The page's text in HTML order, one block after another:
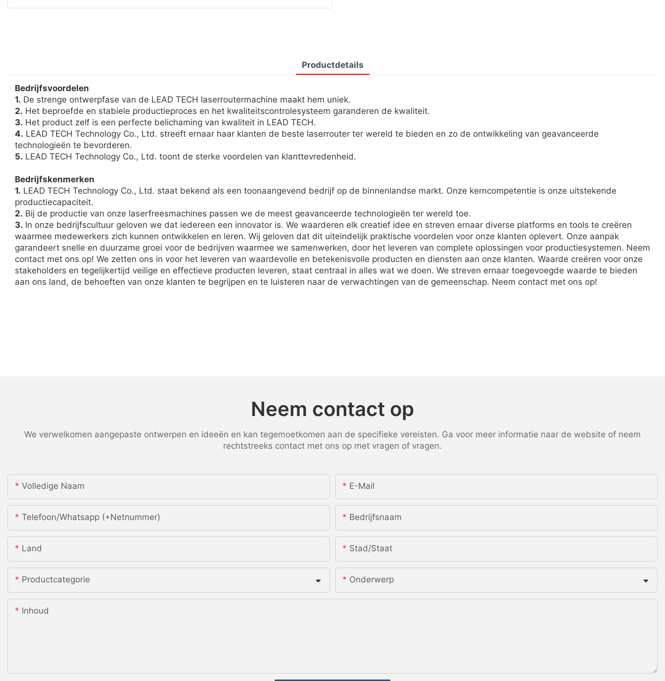
Productdetails
Bedrijfsvoordelen
1. De strenge ontwerpfase van de LEAD TECH laserroutermachine maakt hem uniek.
2. Het beproefde en stabiele productieproces en het kwaliteitscontrolesysteem garanderen de kwaliteit.
3. Het product zelf is een perfecte belichaming van kwaliteit in LEAD TECH.
4. LEAD TECH Technology Co., Ltd. streeft ernaar haar klanten de beste laserrouter ter wereld te bieden en zo de ontwikkeling van geavanceerde
technologieën te bevorderen.
5. LEAD TECH Technology Co., Ltd. toont de sterke voordelen van klanttevredenheid.
Bedrijfskenmerken
1. LEAD TECH Technology Co., Ltd. staat bekend als een toonaangevend bedrijf op de binnenlandse markt. Onze kerncompetentie is onze uitstekende
productiecapaciteit.
2. Bij de productie van onze laserfreesmachines passen we de meest geavanceerde technologieën ter wereld toe.
3. In onze bedrijfscultuur geloven we dat iedereen een innovator is. We waarderen elk creatief idee en streven ernaar diverse platforms en tools te creëren
waarmee medewerkers zich kunnen ontwikkelen en leren. Wij geloven dat dit uiteindelijk praktische voordelen voor onze klanten oplevert. Onze aanpak
garandeert snelle en duurzame groei voor de bedrijven waarmee we samenwerken, door het leveren van complete oplossingen voor productiesystemen. Neem
contact met ons op! We zetten ons in voor het leveren van waardevolle en betekenisvolle producten en diensten aan onze klanten. Waarde creëren voor onze
stakeholders en tegelijkertijd veilige en effectieve producten leveren, staat centraal in alles wat we doen. We streven ernaar toegevoegde waarde te bieden
aan ons land, de behoeften van onze klanten te begrijpen en te luisteren naar de verwachtingen van de gemeenschap. Neem contact met ons op!
Neem contact op
We verwelkomen aangepaste ontwerpen en ideeën en kan tegemoetkomen aan de specifieke vereisten. Ga voor meer informatie naar de website of neem
rechtstreeks contact met ons op met vragen of vragen.
Volledige Naam E-Mail
Telefoon/whatsapp (+netnummer) Bedrijfsnaam
Land Stad/staat
Productcategorie Onderwerp
Inhoud